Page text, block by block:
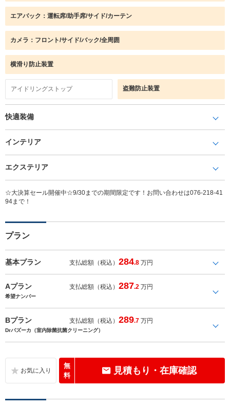
エアバック：運転席/助手席/サイド/カーテン
カメラ：フロント/サイド/バック/全周囲
横滑り防止装置
アイドリングストップ 盗難防止装置
快適装備
インテリア
エクステリア
☆大決算セール開催中☆9/30までの期間限定です！お問い合わせは076-218-41
94まで！
プラン
基本プラン 支払総額（税込）284.8 万円
Aプラン 支払総額（税込）287.2 万円
希望ナンバー
Bプラン 支払総額（税込）289.7 万円
Drバズーカ（室内除菌抗菌クリーニング）
無
料
見積もり・在庫確認